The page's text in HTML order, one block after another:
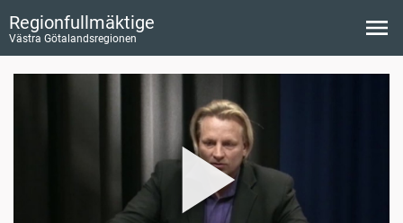
Regionfullmäktige
Västra Götalandsregionen